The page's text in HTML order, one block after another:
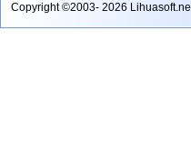
Copyright ©2003- 2026